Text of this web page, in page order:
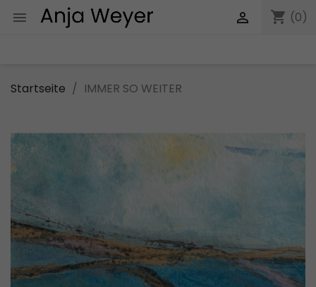
 shopping_cart (0)

Startseite IMMER SO WEITER